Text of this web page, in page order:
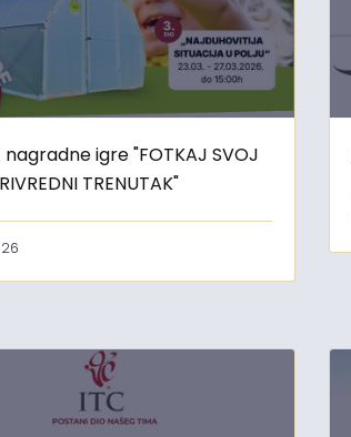
nagradne igre "FOTKAJ SVOJ
TRENUTAK"